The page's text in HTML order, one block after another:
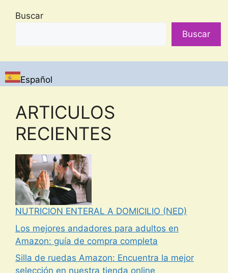
Buscar
Buscar
Español
ARTICULOS
RECIENTES
NUTRICION ENTERAL A DOMICILIO (NED)
Los mejores andadores para adultos en
Amazon: guía de compra completa
Silla de ruedas Amazon: Encuentra la mejor
selección en nuestra tienda online